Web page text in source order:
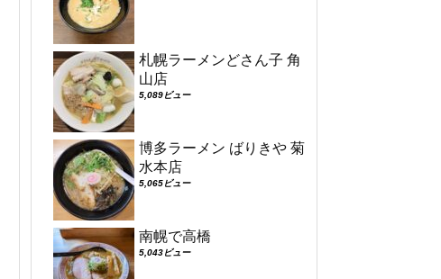
札幌ラーメンどさん子 角
山店
5,089ビュー
博多ラーメン ばりきや 菊
水本店
5,065ビュー
南幌で高橋
5,043ビュー